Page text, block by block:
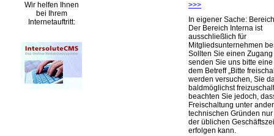
Wir helfen Ihnen
bei Ihrem
Internetauftritt:
>>>
In eigener Sache:
Der Bereich Interna ist
ausschließlich für
Mitgliedsunternehmen
Sollten Sie einen
senden Sie uns bitte
dem Betreff „Bitte
werden versuchen, Sie
baldmöglichst
beachten Sie jedoch,
Freischaltung unter
technischen Gründen
der üblichen
erfolgen kann.